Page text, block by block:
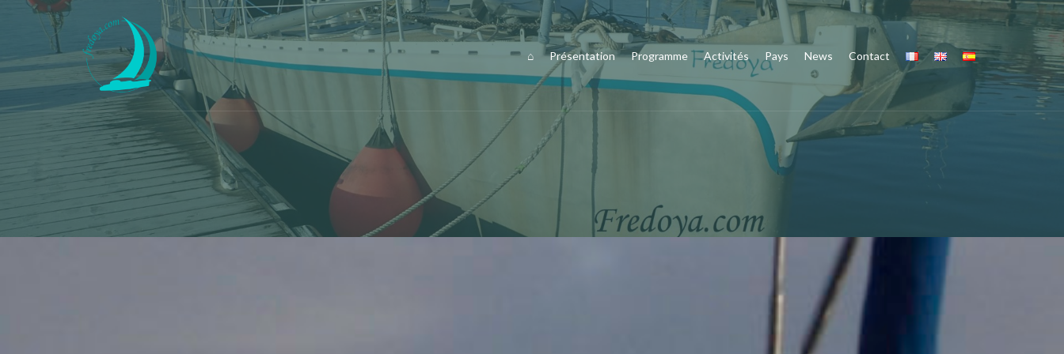
⌂ Présentation Programme Activités Pays News Contact